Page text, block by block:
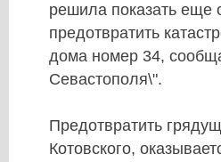
решила показать еще
предотвратить
дома номер 34,
Севастополя\".
Предотвратить
Котовского,